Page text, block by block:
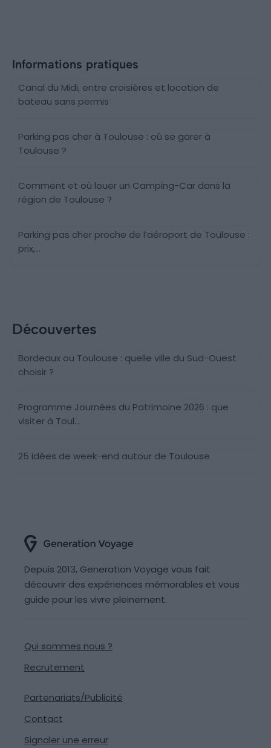
Informations pratiques
Canal du Midi, entre croisières et location de
bateau sans permis
Parking pas cher à Toulouse : où se garer à
Toulouse ?
Comment et où louer un Camping-Car dans la
région de Toulouse ?
Parking pas cher proche de l’aéroport de Toulouse :
prix,...
Découvertes
Bordeaux ou Toulouse : quelle ville du Sud-Ouest
choisir ?
Programme Journées du Patrimoine 2026 : que
visiter à Toul...
25 idées de week-end autour de Toulouse
Depuis 2013, Generation Voyage vous fait
découvrir des expériences mémorables et vous
guide pour les vivre pleinement.
Qui sommes nous ?
Recrutement
Partenariats/Publicité
Contact
Signaler une erreur